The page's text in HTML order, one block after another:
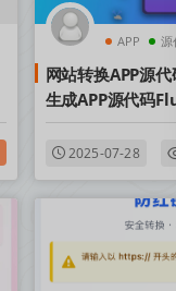
APP 源
网站转换APP源代
生成APP源代码
2025-07-28